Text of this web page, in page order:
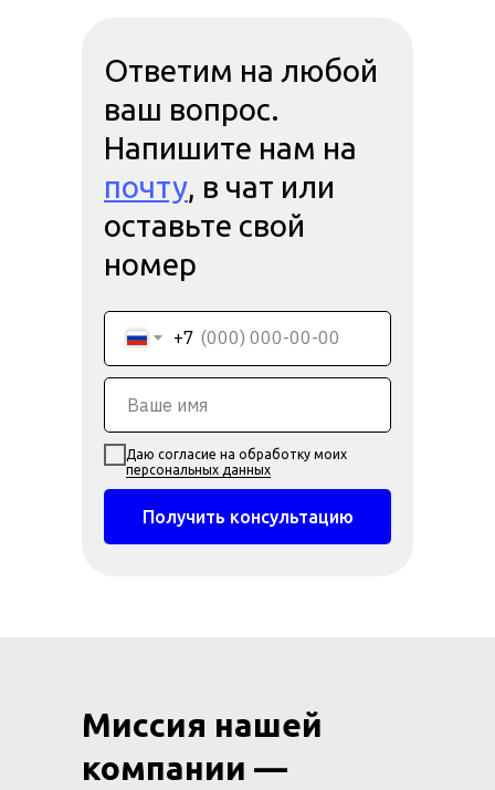
Ответим на любой
ваш вопрос.
Напишите нам на
почту, в чат или
оставьте свой
номер
+7
Даю согласие на обработку моих
персональных данных
Получить консультацию
Миссия нашей
компании —